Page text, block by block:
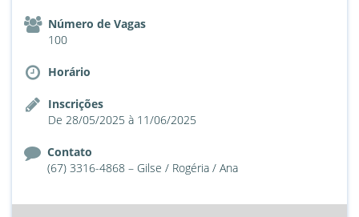
Número de Vagas
100
Horário
Inscrições
De 28/05/2025 à 11/06/2025
Contato
(67) 3316-4868 – Gilse / Rogéria / Ana